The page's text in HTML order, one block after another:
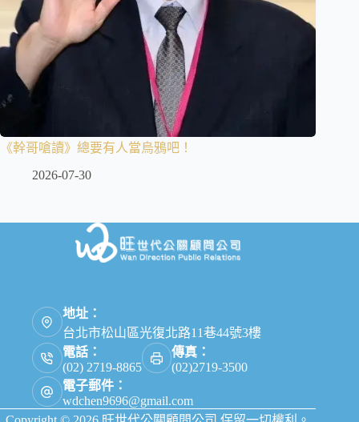
《幹哥嗆讀》總要有人當烏鴉吧！
2026-07-30
地址：
台北市松山區光復北路11巷44號3樓
電話：
(02) 2719-8865
傳真：
(02)2719-3500
電子郵件：
wdchen9696@gmail.com